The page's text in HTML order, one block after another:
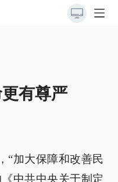
有尊严
“加大保障和改善民
中共中央关于制定